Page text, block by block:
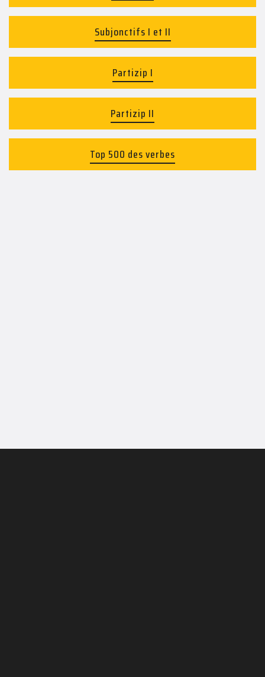
Subjonctifs I et II
Partizip I
Partizip II
Top 500 des verbes